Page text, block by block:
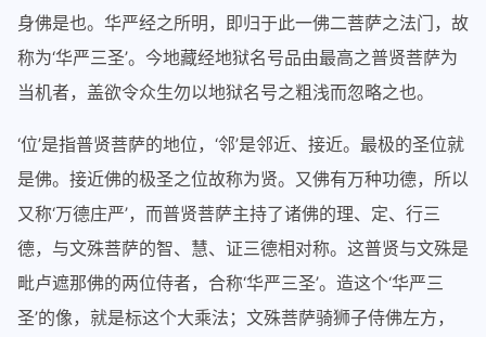
身佛是也。华严经之所明，即归于此一佛二菩萨之法门，故
称为‘华严三圣’。今地藏经地狱名号品由最高之普贤菩萨为
当机者，盖欲令众生勿以地狱名号之粗浅而忽略之也。
‘位’是指普贤菩萨的地位，‘邻’是邻近、接近。最极的圣位就
是佛。接近佛的极圣之位故称为贤。又佛有万种功德，所以
又称‘万德庄严’，而普贤菩萨主持了诸佛的理、定、行三
德，与文殊菩萨的智、慧、证三德相对称。这普贤与文殊是
毗卢遮那佛的两位侍者，合称‘华严三圣’。造这个‘华严三
圣’的像，就是标这个大乘法；文殊菩萨骑狮子侍佛左方，